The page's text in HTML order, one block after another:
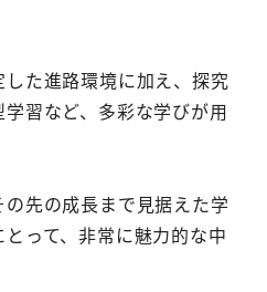
た進路環境に加え、探究
習など、多彩な学びが用
先の成長まで見据えた学
って、非常に魅力的な中